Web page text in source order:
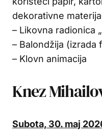
dekorativne
– Likovna radionica
– Balondžija (izrada
– Klovn animacija
Knez
Subota, 30. maj